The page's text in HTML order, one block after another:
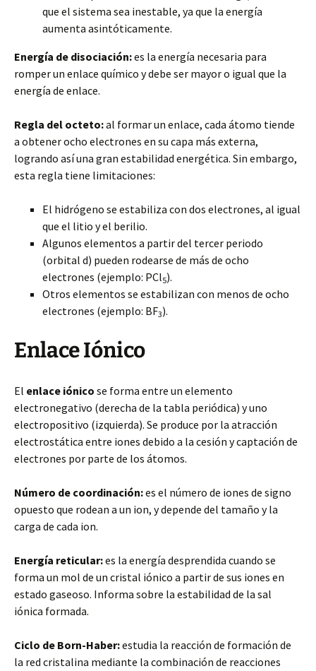
que el sistema sea inestable, ya que la energía
aumenta asintóticamente.
Energía de disociación:es la energía necesaria para
romper un enlace químico y debe ser mayor o igual que la
energía de enlace.
Regla del octeto:al formar un enlace, cada átomo tiende
a obtener ocho electrones en su capa más externa,
logrando así una gran estabilidad energética. Sin embargo,
esta regla tiene limitaciones:
El hidrógeno se estabiliza con dos electrones, al igual
que el litio y el berilio.
Algunos elementos a partir del tercer periodo
(orbital d) pueden rodearse de más de ocho
electrones (ejemplo: PCl5).
Otros elementos se estabilizan con menos de ocho
electrones (ejemplo: BF3).
Enlace Iónico
El enlace iónico se forma entre un elemento
electronegativo (derecha de la tabla periódica) y uno
electropositivo (izquierda). Se produce por la atracción
electrostática entre iones debido a la cesión y captación de
electrones por parte de los átomos.
Número de coordinación:es el número de iones de signo
opuesto que rodean a un ion, y depende del tamaño y la
carga de cada ion.
Energía reticular:es la energía desprendida cuando se
forma un mol de un cristal iónico a partir de sus iones en
estado gaseoso. Informa sobre la estabilidad de la sal
iónica formada.
Ciclo de Born-Haber:estudia la reacción de formación de
la red cristalina mediante la combinación de reacciones